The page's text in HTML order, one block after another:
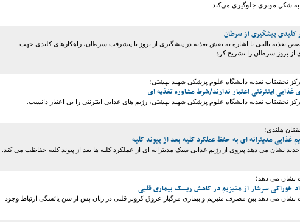
به شکل موثری جلوگیری می‌کند.
تغذیه بالینی با اشاره به نقش تغذیه در پیشگیری از بروز یا پیشرفت سرطان، راهکارهای کلیدی جهت
از بروز سرطان را تشریح کرد.
تحقیقات تغذیه دانشگاه علوم پزشکی شهید بهشتی؛
غذایی اینترنتی اعتبار ندارند/شرط مشاوره تغذیه ای
تحقیقات تغذیه دانشگاه علوم پزشکی شهید بهشتی، رژیم های غذایی اینترنتی را بی اعتبار دانست.
هلندی؛
غذایی مدیترانه ای به حفظ عملکرد کلیه بعد از پیوند کلیه
نشان می دهد پیروی از رژیم غذایی سبک مدیترانه ای از عملکرد کلیه ها بعد از پیوند کلیه حفاظت می کند.
نشان می دهد؛
خوراکی سرشار از منیزیم در کاهش ریسک بیماری قلبی
نشان می دهد بین مصرف منیزیم و بیماری مرگبار عروق کرونر قلبی در زنان پس از سن یائسگی ارتباط وجود